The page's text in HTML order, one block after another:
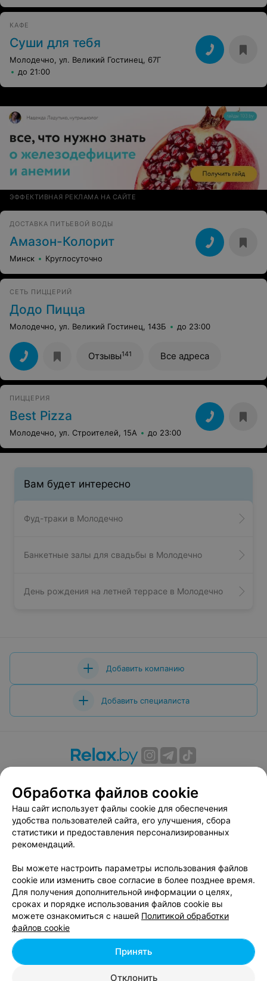
КАФЕ
Суши для тебя
Молодечно, ул. Великий Гостинец, 67Г
до 21:00
ЭФФЕКТИВНАЯ РЕКЛАМА НА САЙТЕ
ДОСТАВКА ПИТЬЕВОЙ ВОДЫ
Амазон-Колорит
Минск Круглосуточно
СЕТЬ ПИЦЦЕРИЙ
Додо Пицца
Молодечно, ул. Великий Гостинец, 143Б до 23:00
Отзывы141 Все адреса
ПИЦЦЕРИЯ
Best Pizza
Молодечно, ул. Строителей, 15А до 23:00
Вам будет интересно
Фуд-траки в Молодечно
Банкетные залы для свадьбы в Молодечно
День рождения на летней террасе в Молодечно
Добавить компанию
Добавить специалиста
Вакансии
Публичный договор
Способы оплаты
Публичный договор по использованию сервиса
«Афиша»
Пользовательское соглашение
Связаться по вопросам сотрудничества
Написать руководителю relax.by
Персональные настройки cookie
Обработка персональных данных
© 2026 ООО «Артокс Лаб», УНП 191700409, регистрирующий орган -
| 220012, Республика Беларусь, г. Минск,
Обработка файлов cookie
Наш сайт использует файлы cookie для обеспечения
удобства пользователей сайта, его улучшения, сбора
статистики и предоставления персонализированных
рекомендаций.
Вы можете настроить параметры использования файлов
cookie или изменить свое согласие в более позднее время.
Для получения дополнительной информации о целях,
сроках и порядке использования файлов cookie вы
можете ознакомиться с нашей Политикой обработки
файлов cookie
Отклонить
Принять